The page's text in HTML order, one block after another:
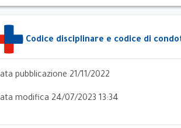
Codice disciplinare e codice di
pubblicazione 21/11/2022
modifica 24/07/2023 13:34